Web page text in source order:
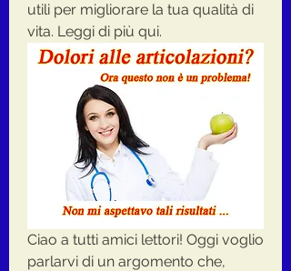
utili per migliorare la tua qualità di
vita. Leggi di più qui.
Ciao a tutti amici lettori! Oggi voglio
parlarvi di un argomento che,